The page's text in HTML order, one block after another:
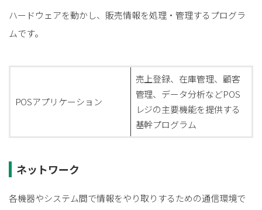
ハードウェアを動かし、販売情報を処理・管理するプログラ
ムです。
POSアプリケーション
売上登録、在庫管理、顧客
管理、データ分析などPOS
レジの主要機能を提供する
基幹プログラム
ネットワーク
各機器やシステム間で情報をやり取りするための通信環境で